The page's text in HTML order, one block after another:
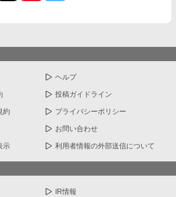
ヘルプ
投稿ガイドライン
約 プライバシーポリシー
お問い合わせ
示 利用者情報の外部送信について
IR情報